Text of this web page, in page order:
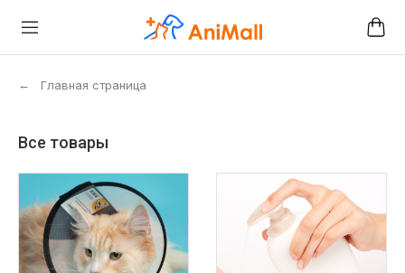
← Главная страница
Все товары